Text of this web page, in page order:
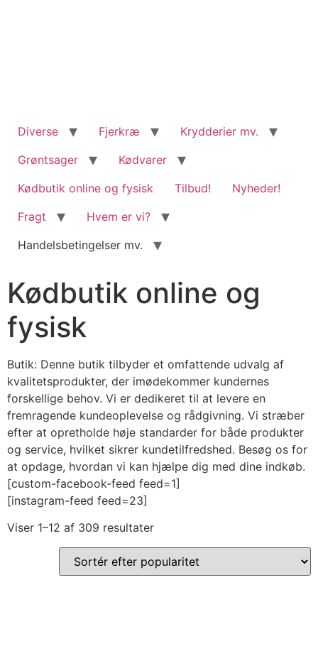
Diverse Fjerkræ
Krydderier mv.
Grøntsager
Kødvarer
Kødbutik online og fysisk
Tilbud!
Nyheder!
Fragt
Hvem er vi?
Handelsbetingelser mv.
Kødbutik online og
fysisk
Butik: Denne butik tilbyder et omfattende udvalg af
kvalitetsprodukter, der imødekommer kundernes
forskellige behov. Vi er dedikeret til at levere en
fremragende kundeoplevelse og rådgivning. Vi stræber
efter at opretholde høje standarder for både produkter
og service, hvilket sikrer kundetilfredshed. Besøg os for
at opdage, hvordan vi kan hjælpe dig med dine indkøb.
[custom-facebook-feed feed=1]
[instagram-feed feed=23]
Viser 1–12 af 309 resultater